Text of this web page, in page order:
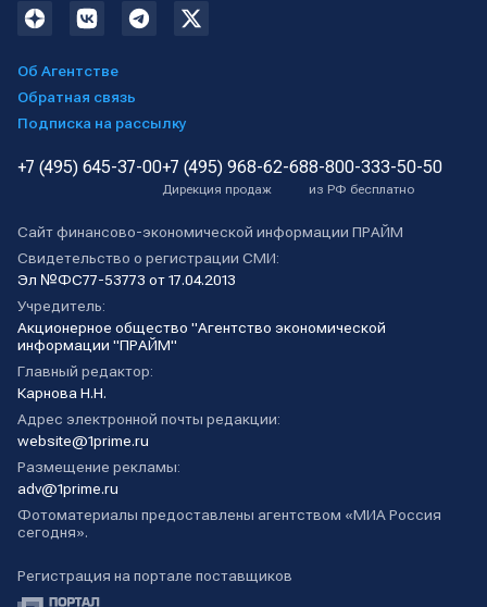
Об Агентстве
Обратная связь
Подписка на рассылку
+7 (495) 645-37-00+7 (495) 968-62-68
Дирекция продаж
8-800-333-50-50
из РФ бесплатно
Сайт финансово-экономической информации ПРАЙМ
Свидетельство о регистрации СМИ:
Эл №ФС77-53773 от 17.04.2013
Учредитель:
Акционерное общество "Агентство экономической
информации "ПРАЙМ"
Главный редактор:
Карнова Н.Н.
Адрес электронной почты редакции:
website@1prime.ru
Размещение рекламы:
adv@1prime.ru
Фотоматериалы предоставлены агентством «МИА Россия
сегодня».
Регистрация на портале поставщиков